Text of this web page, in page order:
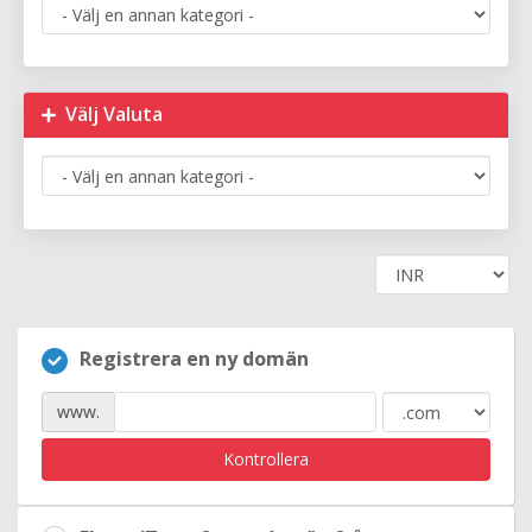
Välj Valuta
Registrera en ny domän
www.
Kontrollera